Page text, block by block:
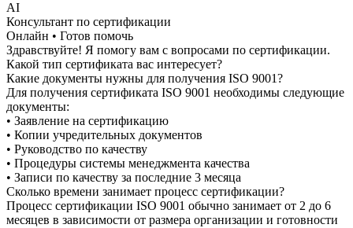
AI
Консультант по сертификации
Онлайн • Готов помочь
Здравствуйте! Я помогу вам с вопросами по сертификации.
Какой тип сертификата вас интересует?
Какие документы нужны для получения ISO 9001?
Для получения сертификата ISO 9001 необходимы следующие
документы:
• Заявление на сертификацию
• Копии учредительных документов
• Руководство по качеству
• Процедуры системы менеджмента качества
• Записи по качеству за последние 3 месяца
Сколько времени занимает процесс сертификации?
Процесс сертификации ISO 9001 обычно занимает от 2 до 6
месяцев в зависимости от размера организации и готовности